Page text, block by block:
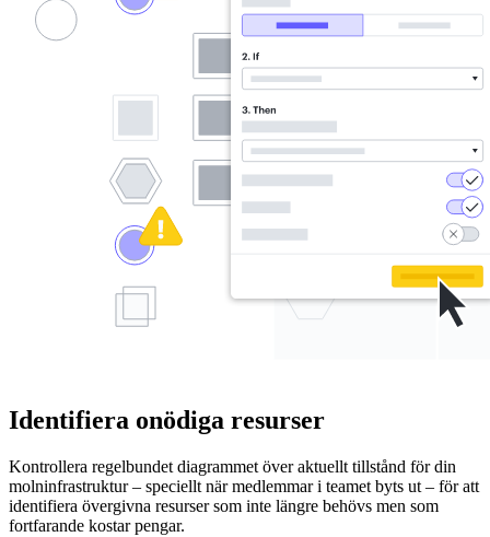
Identifiera onödiga resurser
Kontrollera regelbundet diagrammet över aktuellt tillstånd för din
molninfrastruktur – speciellt när medlemmar i teamet byts ut – för att
identifiera övergivna resurser som inte längre behövs men som
fortfarande kostar pengar.